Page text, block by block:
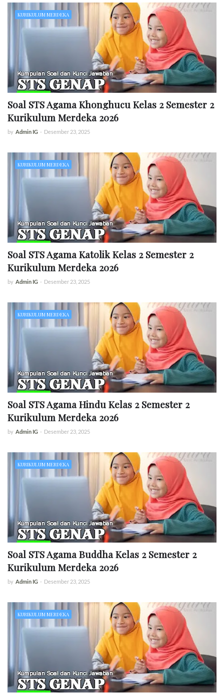
KURIKULUM MERDEKA
Soal STS Agama Khonghucu Kelas 2 Semester 2
Kurikulum Merdeka 2026
by Admin IG - Desember 23, 2025
KURIKULUM MERDEKA
Soal STS Agama Katolik Kelas 2 Semester 2
Kurikulum Merdeka 2026
by Admin IG - Desember 23, 2025
KURIKULUM MERDEKA
Soal STS Agama Hindu Kelas 2 Semester 2
Kurikulum Merdeka 2026
by Admin IG - Desember 23, 2025
KURIKULUM MERDEKA
Soal STS Agama Buddha Kelas 2 Semester 2
Kurikulum Merdeka 2026
by Admin IG - Desember 23, 2025
KURIKULUM MERDEKA